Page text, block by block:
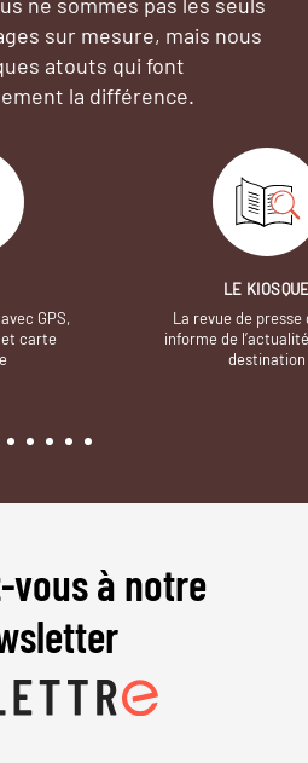
sur mesure, mais nous
atouts qui font
la différence.
GPS,
et carte
LE
La revue de presse
informe de
destination
vous à notre